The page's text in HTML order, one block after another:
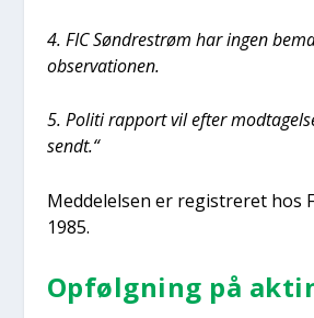
4. FIC Søn­dre­strøm har ingen
obser­va­tio­nen.
5. Poli­ti rap­port vil efter
sendt.“
Med­del­el­sen er regi­stre­ret hos
1985.
Opfølg­ning på